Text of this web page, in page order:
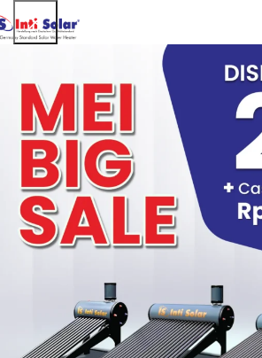
Air Solar Water Heater
Kram